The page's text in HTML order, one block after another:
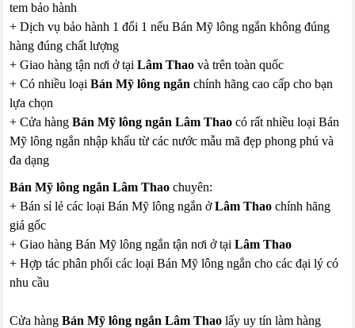
tem bảo hành
+ Dịch vụ bảo hành 1 đổi 1 nếu Bán Mỹ lông ngắn không đúng
hàng đúng chất lượng
+ Giao hàng tận nơi ở tạiLâm Thao và trên toàn quốc
+ Có nhiều loạiBán Mỹ lông ngắn chính hãng cao cấp cho bạn
lựa chọn
+ Cửa hàngBán Mỹ lông ngắn Lâm Thao có rất nhiều loại Bán
Mỹ lông ngắn nhập khẩu từ các nước mẫu mã đẹp phong phú và
đa dạng
Bán Mỹ lông ngắn Lâm Thaochuyên:
+ Bán sỉ lẻ các loại Bán Mỹ lông ngắn ởLâm Thao chính hãng
giá gốc
+ Giao hàng Bán Mỹ lông ngắn tận nơi ở tạiLâm Thao
+ Hợp tác phân phối các loại Bán Mỹ lông ngắn cho các đại lý có
nhu cầu
Cửa hàngBán Mỹ lông ngắn Lâm Thao lấy uy tín làm hàng